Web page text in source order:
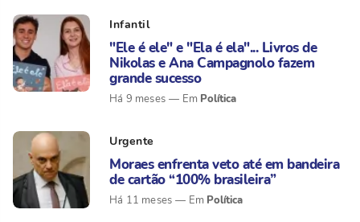
Infantil
"Ele é ele" e "Ela é ela"... Livros de
Nikolas e Ana Campagnolo fazem
grande sucesso
Há 9 meses Política
Urgente
Moraes enfrenta veto até em bandeira
de cartão “100% brasileira”
Há 11 meses Política